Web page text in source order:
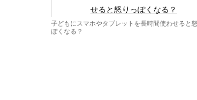
子どもにスマホやタブレットを長時間使わせると
ぽくなる？